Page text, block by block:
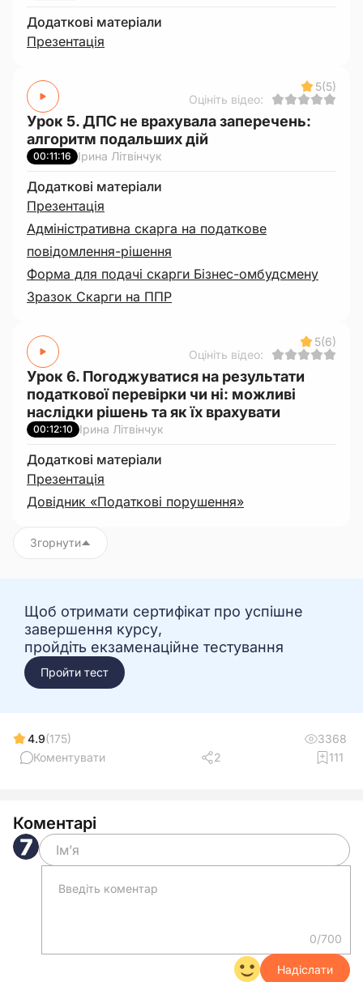
Додаткові матеріали
Презентація
5(5)
Оцініть відео:
Урок 5. ДПС не врахувала заперечень:
алгоритм подальших дій
00:11:16 Ірина Літвінчук
Додаткові матеріали
Презентація
Адміністративна скарга на податкове
повідомлення-рішення
Форма для подачі скарги Бізнес-омбудсмену
Зразок Скарги на ППР
5(6)
Оцініть відео:
Урок 6. Погоджуватися на результати
податкової перевірки чи ні: можливі
наслідки рішень та як їх врахувати
00:12:10 Ірина Літвінчук
Додаткові матеріали
Презентація
Довідник «Податкові порушення»
Згорнути
Щоб отримати сертифікат про успішне
завершення курсу,
пройдіть екзаменаційне тестування
Пройти тест
4.9(175)
3368
Коментувати
2 111
Коментарі
0/700
Надіслати